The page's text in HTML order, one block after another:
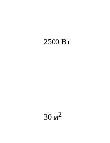
2500 Вт
30 м2